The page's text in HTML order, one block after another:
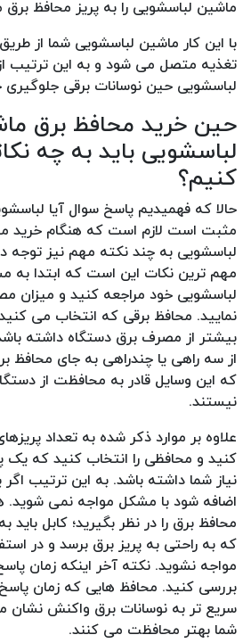
ماشین لباسشویی را به پریز محافظ
با این کار ماشین لباسشویی شما از
تغذیه متصل می شود و به این ترتیب
لباسشویی حین نوسانات برقی
حین خرید محافظ برق
لباسشویی باید به چه
کنیم؟
حالا که فهمیدیم پاسخ سوال آیا
مثبت است لازم است که هنگام خرید
لباسشویی به چند نکته مهم نیز توجه
مهم ترین نکات این است که ابتدا
لباسشویی خود مراجعه کنید و میزان
نمایید. محافظ برقی که انتخاب می کنید
بیشتر از مصرف برق دستگاه داشته
از سه راهی یا چندراهی به جای محافظ
که این وسایل قادر به محافظت از
نیستند.
علاوه بر موارد ذکر شده به تعداد
کنید و محافظی را انتخاب کنید که یک
نیاز شما داشته باشد. به این ترتیب
اضافه شود با مشکل مواجه نمی شوید.
محافظ برق را در نظر بگیرید؛ کابل باید
که به راحتی به پریز برق برسد و در
مواجه نشوید. نکته آخر اینکه زمان
بررسی کنید. محافظ هایی که زمان
سریع تر به نوسانات برق واکنش نشان
شما بهتر محافظت می کنند.